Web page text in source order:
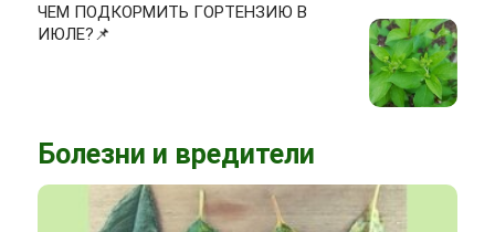
ЧЕМ ПОДКОРМИТЬ ГОРТЕНЗИЮ В
ИЮЛЕ?📌
Болезни и вредители